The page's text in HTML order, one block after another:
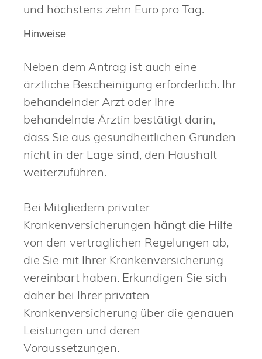
und höchstens zehn Euro pro Tag.
Hinweise
Neben dem Antrag ist auch eine
ärztliche Bescheinigung erforderlich. Ihr
behandelnder Arzt oder Ihre
behandelnde Ärztin bestätigt darin,
dass Sie aus gesundheitlichen Gründen
nicht in der Lage sind, den Haushalt
weiterzuführen.
Bei Mitgliedern privater
Krankenversicherungen hängt die Hilfe
von den vertraglichen Regelungen ab,
die Sie mit Ihrer Krankenversicherung
vereinbart haben. Erkundigen Sie sich
daher bei Ihrer privaten
Krankenversicherung über die genauen
Leistungen und deren
Voraussetzungen.